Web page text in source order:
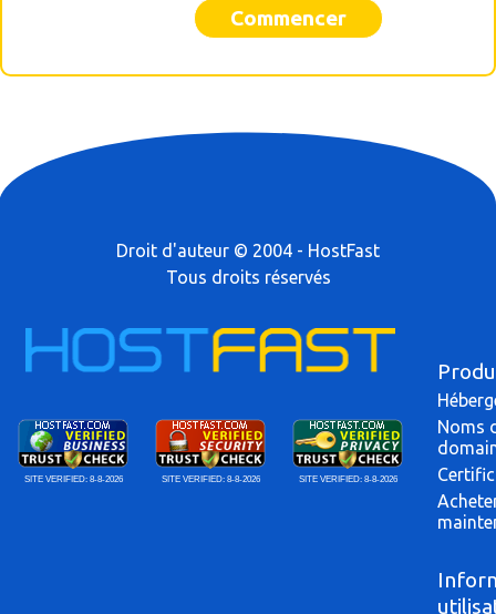
Commencer
Droit d'auteur © 2004 - HostFast
Tous droits réservés
SITE VERIFIED: 8-8-2026 SITE VERIFIED: 8-8-2026 SITE VERIFIED: 8-8-2026
Noms